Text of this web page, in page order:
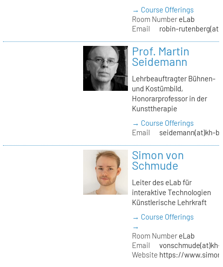
→ Course Offerings
Room NumbereLab
Email
robin-
Prof. Martin
Seidemann
Lehrbeauftragter Bühnen-
und Kostümbild,
Honorarprofessor in der
Kunsttherapie
→ Course Offerings
Email
seidemann(at)kh-
Simon von
Schmude
Leiter des eLab für
interaktive Technologien
Künstlerische Lehrkraft
→ Course Offerings
→
Room NumbereLab
Email
Website https://